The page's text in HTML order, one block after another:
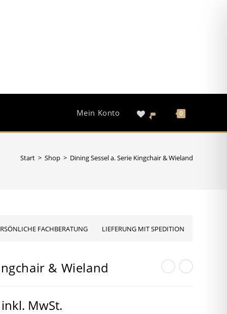
Mein Konto 0
Start > Shop > Dining Sessel a. Serie Kingchair & Wieland
FACHBERATUNG LIEFERUNG MIT SPEDITION
& Wieland
€
inkl. MwSt.